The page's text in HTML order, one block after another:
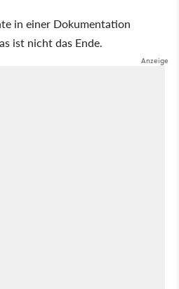
in einer Dokumentation
ist nicht das Ende.